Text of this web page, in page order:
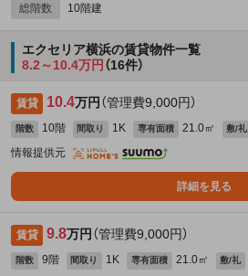
総階数 10階建
エクセリア横浜の賃貸物件一覧
8.2～10.4万円 （16件）
賃貸 10.4万円 （管理費9,000円）
階数 10階 間取り 1K 専有面積 21.0㎡ 敷/礼
情報提供元
詳細を見る
賃貸 9.8万円 （管理費9,000円）
階数 9階 間取り 1K 専有面積 21.0㎡ 敷/礼